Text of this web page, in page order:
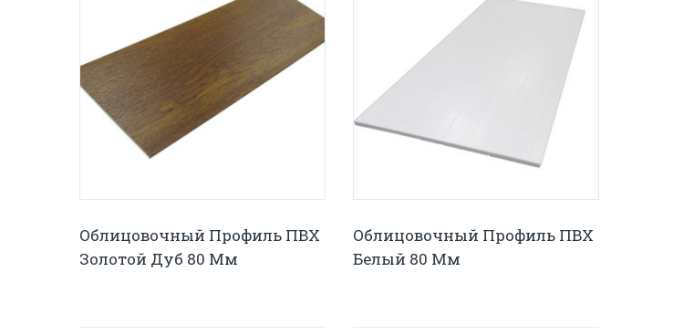
Облицовочный Профиль ПВХ
Золотой Дуб 80 Мм
Облицовочный Профиль ПВХ
Белый 80 Мм